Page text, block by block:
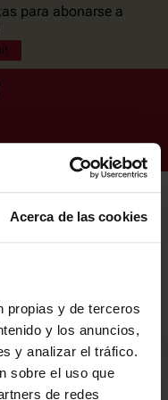
Acerca de las cookies
propias y de terceros
y los anuncios,
y analizar el tráfico.
sobre el uso que
de redes
para abonarse a
del SASKI BASKONIA